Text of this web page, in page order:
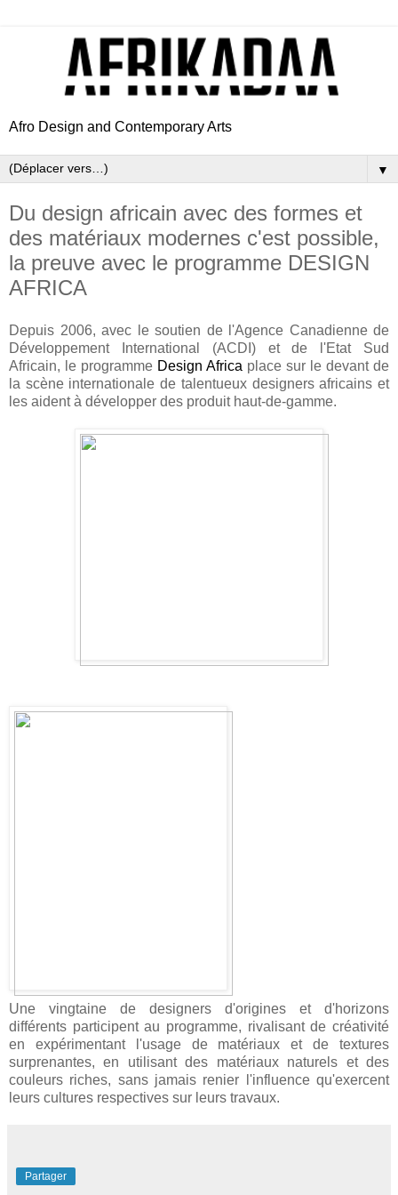
Afro Design and Contemporary Arts
▼
Du design africain avec des formes et
des matériaux modernes c'est possible,
la preuve avec le programme DESIGN
AFRICA
Depuis 2006, avec le soutien de l'Agence Canadienne de
Développement International (ACDI) et de l'Etat Sud
Africain, le programme Design Africa place sur le devant de
la scène internationale de talentueux designers africains et
les aident à développer des produit haut-de-gamme.
Une vingtaine de designers d'origines et d'horizons
différents participent au programme, rivalisant de créativité
en expérimentant l'usage de matériaux et de textures
surprenantes, en utilisant des matériaux naturels et des
couleurs riches, sans jamais renier l'influence qu'exercent
leurs cultures respectives sur leurs travaux.
Partager